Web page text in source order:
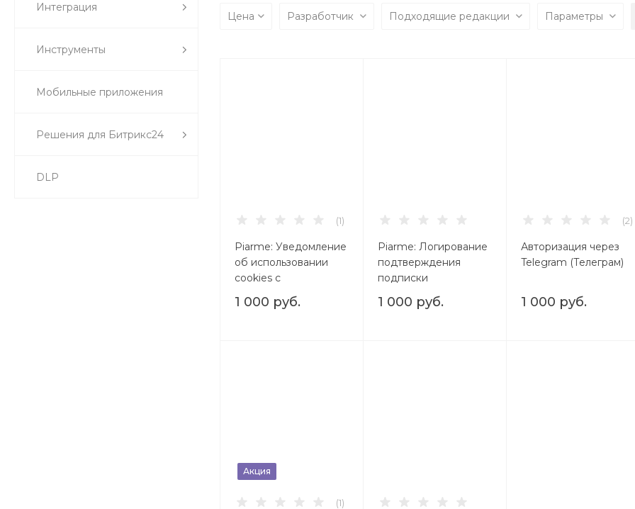
Интеграция
Инструменты
Мобильные приложения
Решения для Битрикс24
DLP
поддержку проекта.
Цена Разработчик Подходящие редакции Параметры
(1)
Piarme: Уведомление
об использовании
cookies с
блокировкой
обработки и
1 000 руб.
Piarme: Логирование
подтверждения
подписки
1 000 руб.
(2)
Авторизация через
Telegram (Телеграм)
1 000 руб.
Акция
(1)